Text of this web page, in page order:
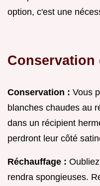
option, c'est une
Conservation
Conservation : Vous
blanches chaudes au
dans un récipient
perdront leur côté
Réchauffage :
rendra spongieuses.